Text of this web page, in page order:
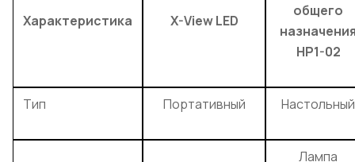
Характеристика X-View LED
общего
НР1-02
Тип Портативный Настольный
Лампа